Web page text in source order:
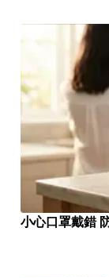
小心口罩戴錯